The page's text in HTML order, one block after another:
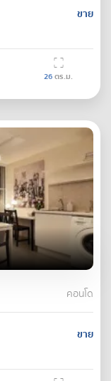
ขาย
26ตร.ม.
คอนโด
ขาย